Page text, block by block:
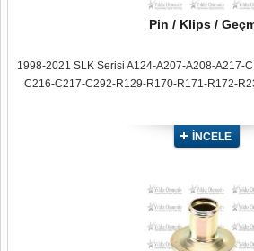
Pin / Klips /
1998-2021 SLK Serisi A124-A207-A208-A217-
C216-C217-C292-R129-R170-R171-R172-
X166-X204-X222
İNCELE